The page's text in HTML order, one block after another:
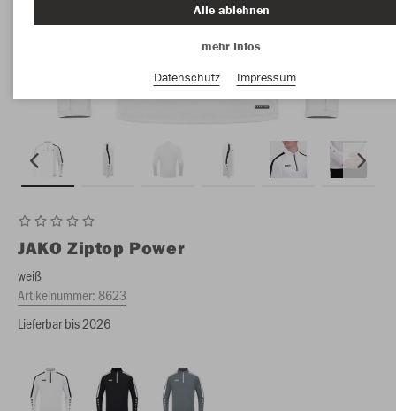
JAKO Ziptop Power
weiß
Artikelnummer:8623
Lieferbar bis 2026
Alle ablehnen
mehr Infos
Datenschutz
Impressum